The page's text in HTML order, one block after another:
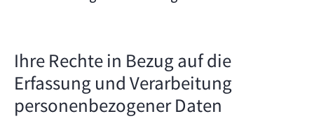
Ihre Rechte in Bezug auf die
Erfassung und Verarbeitung
personenbezogener Daten